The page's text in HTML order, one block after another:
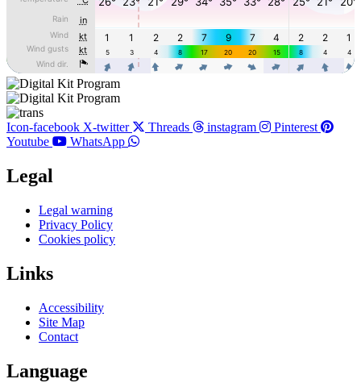
Icon-facebook X-twitter Threads instagram
Pinterest
Youtube
WhatsApp
Legal
Main
Menu
Legal warning
Privacy Policy
Cookies policy
Links
Main
Menu
Accessibility
Site Map
Contact
Language